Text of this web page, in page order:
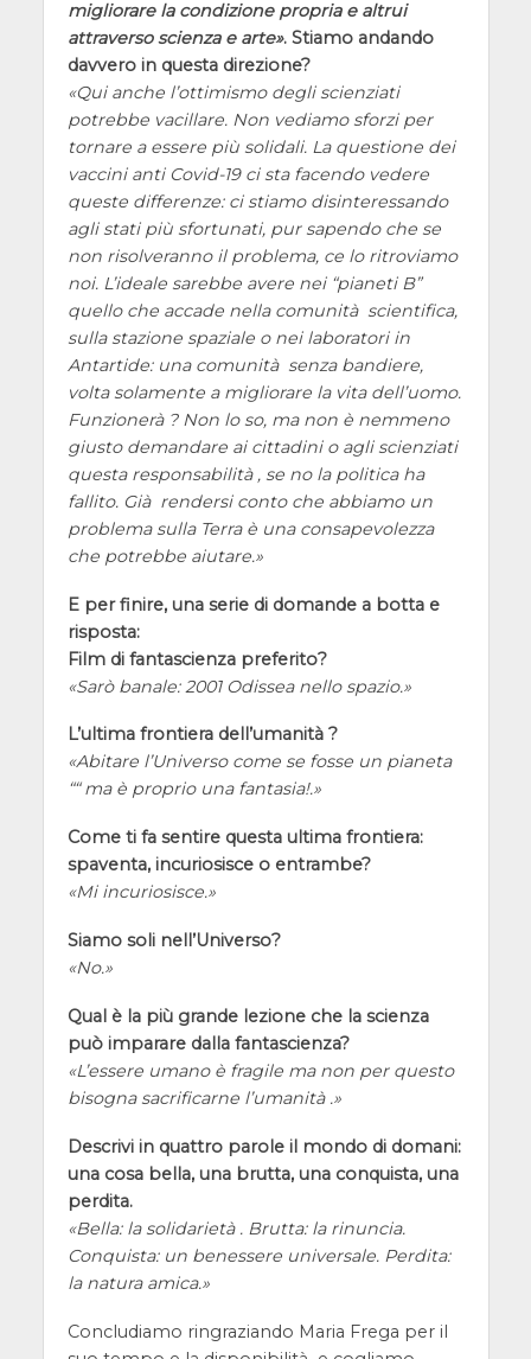
migliorare la condizione propria e altrui
attraverso scienza e arte . Stiamo andando
davvero in questa direzione?
Qui anche l’ottimismo degli scienziati
potrebbe vacillare. Non vediamo sforzi per
tornare a essere più solidali. La questione dei
vaccini anti Covid-19 ci sta facendo vedere
queste differenze: ci stiamo disinteressando
agli stati più sfortunati, pur sapendo che se
non risolveranno il problema, ce lo ritroviamo
noi. L’ideale sarebbe avere nei “pianeti B”
quello che accade nella comunità scientifica,
sulla stazione spaziale o nei laboratori in
Antartide: una comunità senza bandiere,
volta solamente a migliorare la vita dell’uomo.
Funzionerà ? Non lo so, ma non è nemmeno
giusto demandare ai cittadini o agli scienziati
questa responsabilità , se no la politica ha
fallito. Già rendersi conto che abbiamo un
problema sulla Terra è una consapevolezza
che potrebbe aiutare.
E per finire, una serie di domande a botta e
risposta:
Film di fantascienza preferito?
Sarò banale: 2001 Odissea nello spazio.
L’ultima frontiera dell’umanità ?
Abitare l’Universo come se fosse un pianeta
““ ma è proprio una fantasia!.
Come ti fa sentire questa ultima frontiera:
spaventa, incuriosisce o entrambe?
Mi incuriosisce.
Siamo soli nell’Universo?
No.
Qual è la più grande lezione che la scienza
può imparare dalla fantascienza?
L’essere umano è fragile ma non per questo
bisogna sacrificarne l’umanità .
Descrivi in quattro parole il mondo di domani:
una cosa bella, una brutta, una conquista, una
perdita.
Bella: la solidarietà . Brutta: la rinuncia.
Conquista: un benessere universale. Perdita:
la natura amica.
Concludiamo ringraziando Maria Frega per il